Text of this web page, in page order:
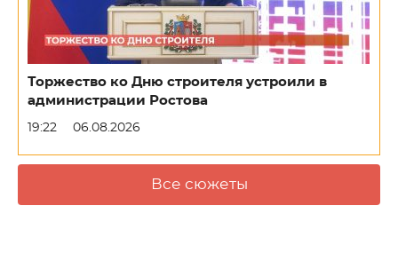
Торжество ко Дню строителя устроили в
администрации Ростова
19:22 06.08.2026
Все сюжеты